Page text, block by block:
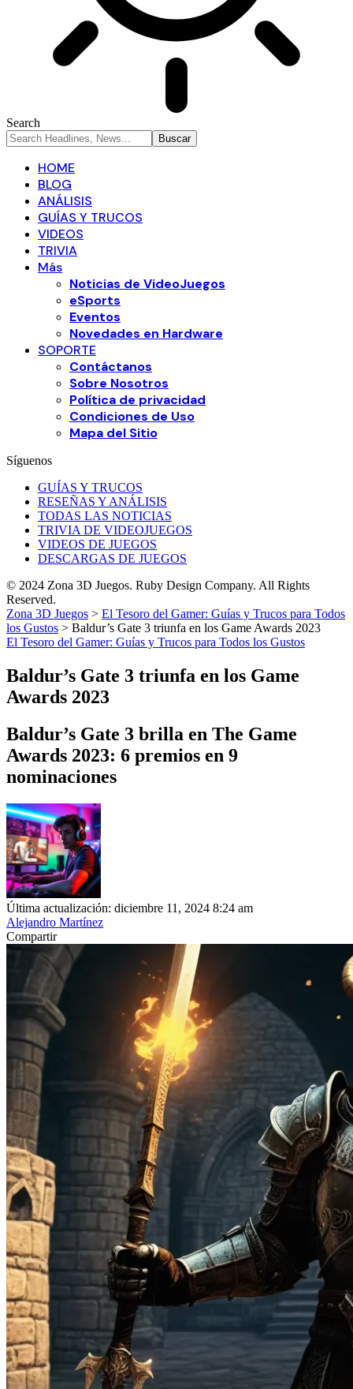
Search
HOME
BLOG
ANÁLISIS
GUÍAS Y TRUCOS
VIDEOS
TRIVIA
Más
Noticias de VideoJuegos
eSports
Eventos
Novedades en Hardware
SOPORTE
Contáctanos
Sobre Nosotros
Política de privacidad
Condiciones de Uso
Mapa del Sitio
Síguenos
GUÍAS Y TRUCOS
RESEÑAS Y ANÁLISIS
TODAS LAS NOTICIAS
TRIVIA DE VIDEOJUEGOS
VIDEOS DE JUEGOS
DESCARGAS DE JUEGOS
© 2024 Zona 3D Juegos. Ruby Design Company. All Rights
Reserved.
Zona 3D Juegos > El Tesoro del Gamer: Guías y Trucos para Todos
los Gustos > Baldur’s Gate 3 triunfa en los Game Awards 2023
El Tesoro del Gamer: Guías y Trucos para Todos los Gustos
Baldur’s Gate 3 triunfa en los Game
Awards 2023
Baldur’s Gate 3 brilla en The Game
Awards 2023: 6 premios en 9
nominaciones
Última actualización: diciembre 11, 2024 8:24 am
Alejandro Martínez
Compartir